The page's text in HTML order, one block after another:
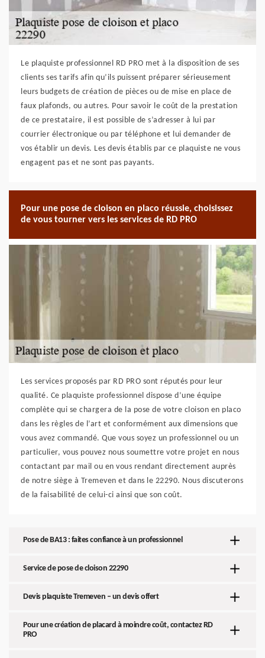
Le plaquiste professionnel RD PRO met à la disposition de ses
clients ses tarifs afin qu’ils puissent préparer sérieusement
leurs budgets de création de pièces ou de mise en place de
faux plafonds, ou autres. Pour savoir le coût de la prestation
de ce prestataire, il est possible de s’adresser à lui par
courrier électronique ou par téléphone et lui demander de
vos établir un devis. Les devis établis par ce plaquiste ne vous
engagent pas et ne sont pas payants.
Pour une pose de cloison en placo réussie, choisissez
de vous tourner vers les services de RD PRO
Les services proposés par RD PRO sont réputés pour leur
qualité. Ce plaquiste professionnel dispose d’une équipe
complète qui se chargera de la pose de votre cloison en placo
dans les règles de l’art et conformément aux dimensions que
vous avez commandé. Que vous soyez un professionnel ou un
particulier, vous pouvez nous soumettre votre projet en nous
contactant par mail ou en vous rendant directement auprès
de notre siège à Tremeven et dans le 22290. Nous discuterons
de la faisabilité de celui-ci ainsi que son coût.
Pose de BA13 : faites confiance à un professionnel
Service de pose de cloison 22290
Devis plaquiste Tremeven – un devis offert
Pour une création de placard à moindre coût, contactez RD
PRO